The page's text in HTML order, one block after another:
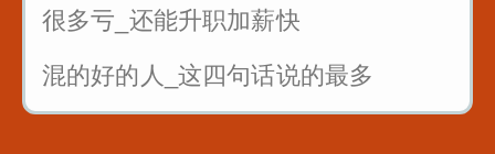
很多亏_还能升职加薪快
混的好的人_这四句话说的最多